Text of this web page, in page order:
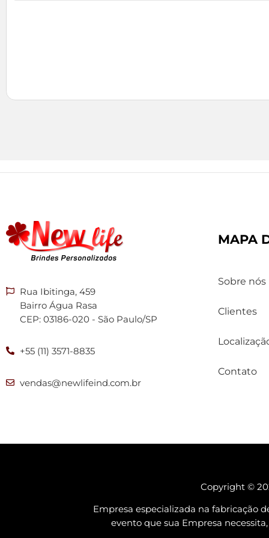
Rua Ibitinga, 459
Bairro Água Rasa
CEP: 03186-020 - São Paulo/SP
+55 (11) 3571-8835
vendas@newlifeind.com.br
MAPA
Sobre nós
Clientes
Contato
Copyright ©
Empresa especializada na fabricação
evento que sua Empresa